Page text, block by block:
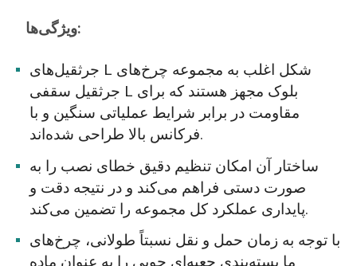
ویژگی‌ها:
جرثقیل‌های L شکل اغلب به مجموعه چرخ‌های
جرثقیل سقفی L بلوک مجهز هستند که برای
مقاومت در برابر شرایط عملیاتی سنگین و با
فرکانس بالا طراحی شده‌اند.
ساختار آن امکان تنظیم دقیق خطای نصب را به
صورت دستی فراهم می‌کند و در نتیجه دقت و
پایداری عملکرد کل مجموعه را تضمین می‌کند.
با توجه به زمان حمل و نقل نسبتاً طولانی، چرخ‌های